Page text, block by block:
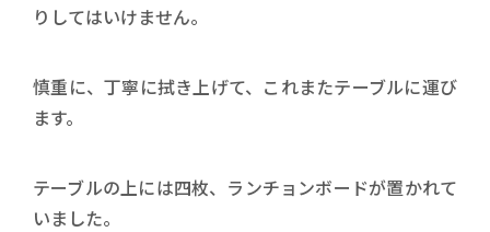
りしてはいけません。
慎重に、丁寧に拭き上げて、これまたテーブルに運び
ます。
テーブルの上には四枚、ランチョンボードが置かれて
いました。